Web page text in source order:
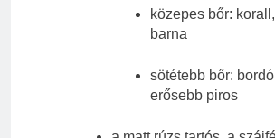
közepes bőr:
barna
sötétebb bőr:
erősebb piros